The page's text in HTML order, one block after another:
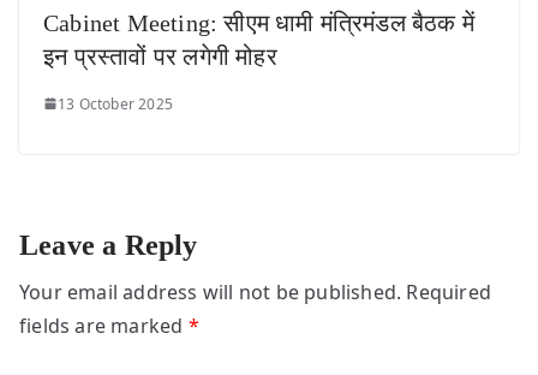
Cabinet Meeting: सीएम धामी मंत्रिमंडल बैठक में
इन प्रस्तावों पर लगेगी मोहर
13 October 2025
Leave a Reply
Your email address will not be published. Required
fields are marked *